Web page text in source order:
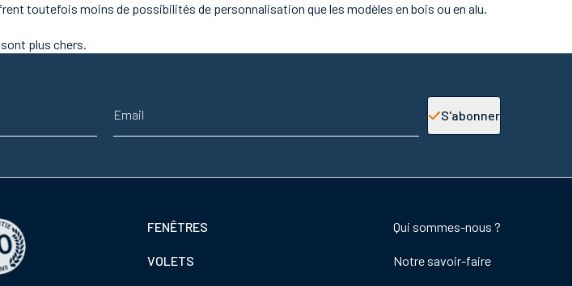
toutefois moins de possibilités de personnalisation que les modèles en bois ou en alu.
plus chers.
S'abonner
Footer
de
FENÊTRES
VOLETS
Footer
de
Qui sommes-nous ?
Notre savoir-faire